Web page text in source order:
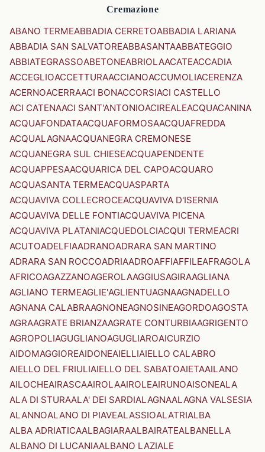
Cremazione
ABANO TERMEABBADIA CERRETOABBADIA LARIANA
ABBADIA SAN SALVATOREABBASANTAABBATEGGIO
ABBIATEGRASSOABETONEABRIOLAACATEACCADIA
ACCEGLIOACCETTURAACCIANOACCUMOLIACERENZA
ACERNOACERRAACI BONACCORSIACI CASTELLO
ACI CATENAACI SANT'ANTONIOACIREALEACQUACANINA
ACQUAFONDATAACQUAFORMOSAACQUAFREDDA
ACQUALAGNAACQUANEGRA CREMONESE
ACQUANEGRA SUL CHIESEACQUAPENDENTE
ACQUAPPESAACQUARICA DEL CAPOACQUARO
ACQUASANTA TERMEACQUASPARTA
ACQUAVIVA COLLECROCEACQUAVIVA D'ISERNIA
ACQUAVIVA DELLE FONTIACQUAVIVA PICENA
ACQUAVIVA PLATANIACQUEDOLCIACQUI TERMEACRI
ACUTOADELFIAADRANOADRARA SAN MARTINO
ADRARA SAN ROCCOADRIAADROAFFIAFFILEAFRAGOLA
AFRICOAGAZZANOAGEROLAAGGIUSAGIRAAGLIANA
AGLIANO TERMEAGLIE'AGLIENTUAGNAAGNADELLO
AGNANA CALABRAAGNONEAGNOSINEAGORDOAGOSTA
AGRAAGRATE BRIANZAAGRATE CONTURBIAAGRIGENTO
AGROPOLIAGUGLIANOAGUGLIAROAICURZIO
AIDOMAGGIOREAIDONEAIELLIAIELLO CALABRO
AIELLO DEL FRIULIAIELLO DEL SABATOAIETAAILANO
AILOCHEAIRASCAAIROLAAIROLEAIRUNOAISONEALA
ALA DI STURAALA' DEI SARDIALAGNAALAGNA VALSESIA
ALANNOALANO DI PIAVEALASSIOALATRIALBA
ALBA ADRIATICAALBAGIARAALBAIRATEALBANELLA
ALBANO DI LUCANIAALBANO LAZIALE